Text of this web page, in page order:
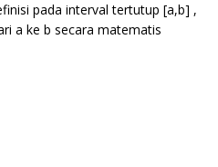
pada interval tertutup [a,b] ,
a ke b secara matematis